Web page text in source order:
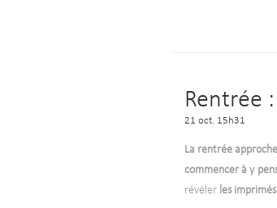
Rentrée
21 oct. 15h31
La rentrée
commencer à y
révéler les